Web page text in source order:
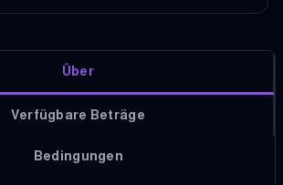
Über
Verfügbare Beträge
Bedingungen